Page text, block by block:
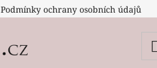
Podmínky ochrany osobních údajů